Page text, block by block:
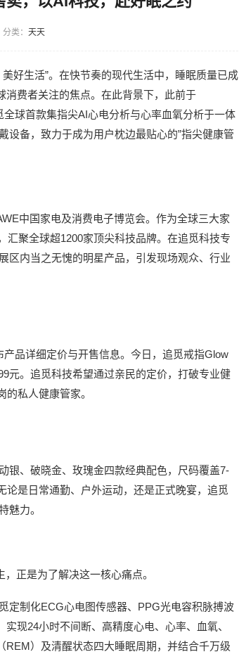
类： 天天
好生活”。在快节奏的现代生活中，睡眠质量已成
消费者关注的焦点。在此背景下，此前于
球首款集指尖AI心电分析与心率血氧分析于一体
设备，致力于成为用户枕边最贴心的”指尖健康管
中国家电及消费电子博览会。作为全球三大家
汇聚全球超1200家顶尖科技品牌。在追觅科技专
区内当之无愧的明星产品，引发现场观众、行业
品详细定价与开售信息。今日，追觅戒指Glow
元。追觅科技希望通过亲民的定价，打破专业健
私人健康管家。
银、破晓金、玫瑰金四款经典配色，尺码覆盖7-
是日常通勤、户外运动，还是正式晚宴，追觅
魅力。
正是为了解决这一核心痛点。
定制化ECG心电图传感器、PPG光电容积脉搏波
现24小时不间断、高精度心电、心率、血氧、
）及清醒状态四大睡眠周期，并结合千万级